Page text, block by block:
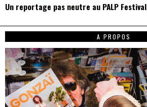
Un reportage pas neutre au PALP
A PROPOS